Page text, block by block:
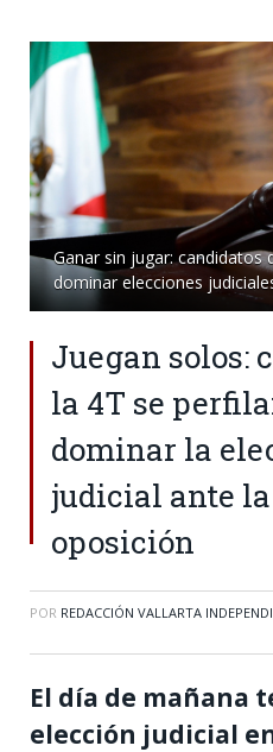
Ganar sin jugar: candidatos
dominar elecciones
Juegan solos:
la 4T se
dominar la
judicial ante
oposición
POR REDACCIÓN VALLARTA
El día de mañana
elección judicial